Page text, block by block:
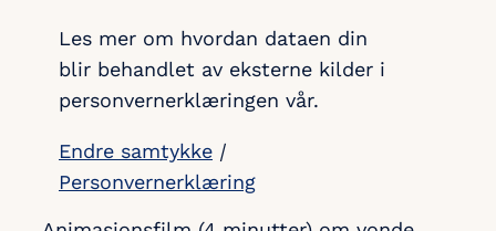
Les mer om hvordan dataen din
blir behandlet av eksterne kilder i
personvernerklæringen vår.
Endre samtykke |
Personvernerklæring